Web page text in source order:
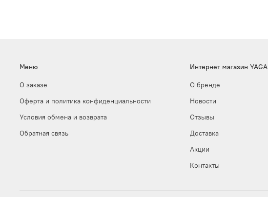
Меню
О заказе
Оферта и политика конфиденциальности
Условия обмена и возврата
Обратная связь
Интернет магазин YAGA
О бренде
Новости
Отзывы
Доставка
Акции
Контакты